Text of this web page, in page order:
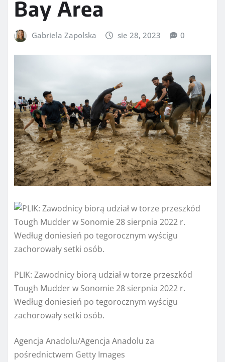
Bay Area
Gabriela Zapolska sie 28, 2023 0
PLIK: Zawodnicy biorą udział w torze przeszkód
Tough Mudder w Sonomie 28 sierpnia 2022 r.
Według doniesień po tegorocznym wyścigu
zachorowały setki osób.
Agencja Anadolu/Agencja Anadolu za
pośrednictwem Getty Images